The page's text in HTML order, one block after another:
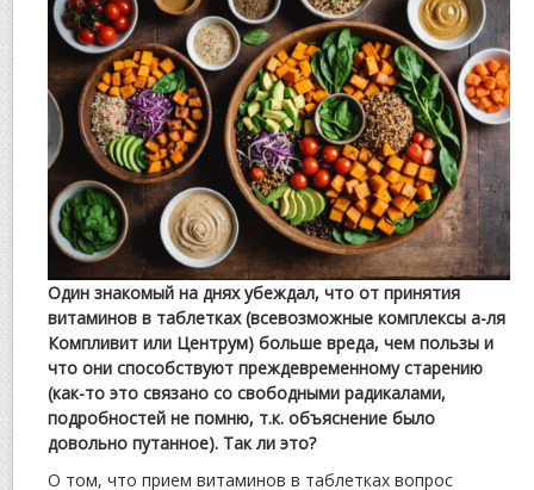
Один знакомый на днях убеждал, что от принятия
витаминов в таблетках (всевозможные комплексы а-ля
Компливит или Центрум) больше вреда, чем пользы и
что они способствуют преждевременному старению
(как-то это связано со свободными радикалами,
подробностей не помню, т.к. объяснение было
довольно путанное). Так ли это?
О том, что прием витаминов в таблетках вопрос